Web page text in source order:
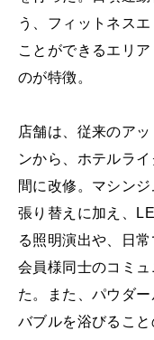
う、フィットネス
ことができるエリ
のが特徴。
店舗は、従来のア
ンから、ホテルラ
間に改修。マシン
張り替えに加え、
る照明演出や、日
会員様同士のコミ
た。また、パウダ
バブルを浴びるこ